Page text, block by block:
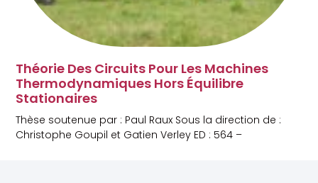
Théorie Des Circuits Pour Les Machines
Thermodynamiques Hors Équilibre
Stationaires
Thèse soutenue par : Paul Raux Sous la direction de :
Christophe Goupil et Gatien Verley ED : 564 –